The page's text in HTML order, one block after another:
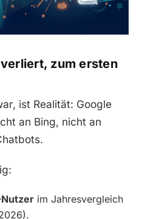
zum ersten
ist Realität: Google
an Bing, nicht an
im Jahresvergleich